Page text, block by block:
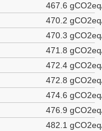
467.6
470.2
470.3
471.8
472.4
472.8
474.6
476.9
482.1